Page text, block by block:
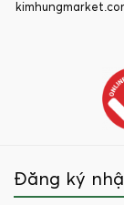
Đăng ký